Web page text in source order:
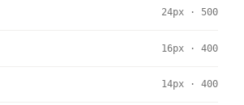
24px · 500
16px · 400
14px · 400